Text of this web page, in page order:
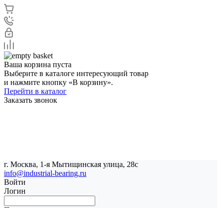
Ваша корзина пуста
Выберите в каталоге интересующий товар
и нажмите кнопку «В корзину».
Перейти в каталог
Заказать звонок
г. Москва, 1-я Мытищинская улица, 28с
info@industrial-bearing.ru
Войти
Логин